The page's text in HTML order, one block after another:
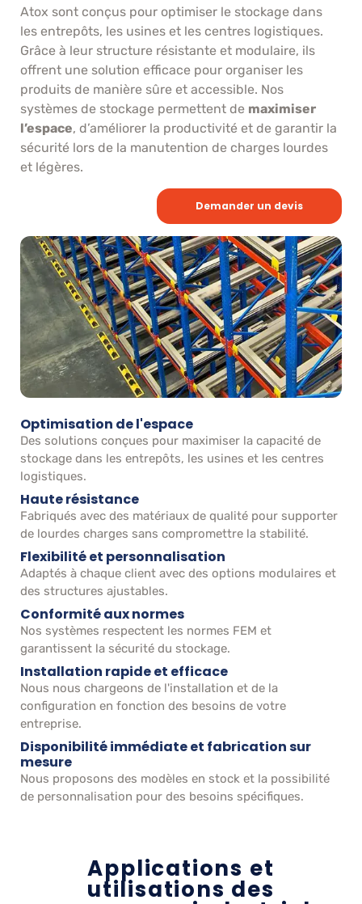
Atox sont conçus pour optimiser le stockage dans
les entrepôts, les usines et les centres logistiques.
Grâce à leur structure résistante et modulaire, ils
offrent une solution efficace pour organiser les
produits de manière sûre et accessible. Nos
systèmes de stockage permettent de maximiser
l’espace, d’améliorer la productivité et de garantir la
sécurité lors de la manutention de charges lourdes
et légères.
Demander un devis
Optimisation de l'espace
Des solutions conçues pour maximiser la capacité de
stockage dans les entrepôts, les usines et les centres
logistiques.
Haute résistance
Fabriqués avec des matériaux de qualité pour supporter
de lourdes charges sans compromettre la stabilité.
Flexibilité et personnalisation
Adaptés à chaque client avec des options modulaires et
des structures ajustables.
Conformité aux normes
Nos systèmes respectent les normes FEM et
garantissent la sécurité du stockage.
Installation rapide et efficace
Nous nous chargeons de l'installation et de la
configuration en fonction des besoins de votre
entreprise.
Disponibilité immédiate et fabrication sur
mesure
Nous proposons des modèles en stock et la possibilité
de personnalisation pour des besoins spécifiques.
Applications et
utilisations des